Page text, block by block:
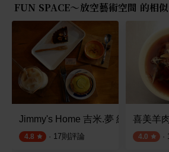
FUN SPACE～放空藝術空間 的相
Jimmy's Home 吉米.夢 綠食咖啡館
4.8 · 17則評論
喜美羊
4.0 ·